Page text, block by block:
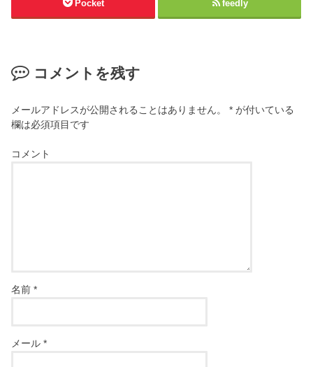
Pocket feedly
コメントを残す
メールアドレスが公開されることはありません。 * が付いている
欄は必須項目です
コメント
名前*
メール*